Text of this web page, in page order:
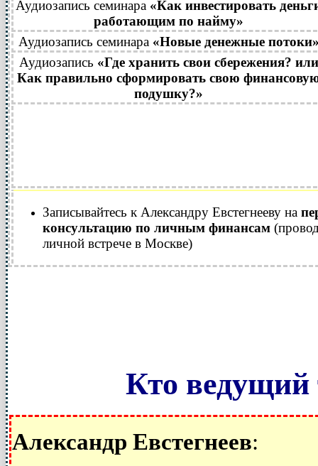
Аудиозапись семинара «Как инвестировать
работающим по найму»
Аудиозапись семинара «Новые денежные
Аудиозапись «Где хранить свои сбережения? или
Как правильно сформировать свою
подушку?»
Записывайтесь к Александру Евстегнееву на
консультацию по личным финансам
личной встрече в Москве)
Кто ведущий
Александр Евстегнеев: